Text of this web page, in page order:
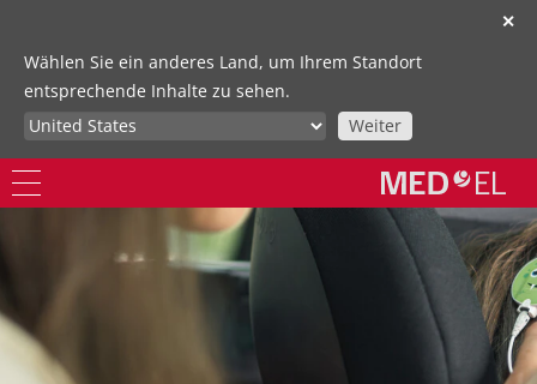
✕
Wählen Sie ein anderes Land, um Ihrem Standort
entsprechende Inhalte zu sehen.
Weiter